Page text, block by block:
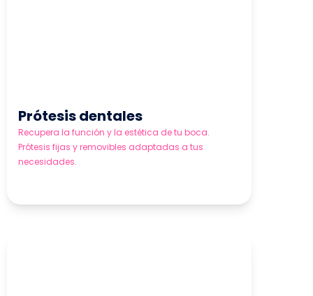
Prótesis dentales
Recupera la función y la estética de tu boca.
Prótesis fijas y removibles adaptadas a tus
necesidades.